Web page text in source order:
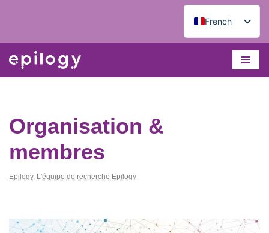
au
contenu
French
English
Organisation &
membres
Epilogy, L'équipe de recherche Epilogy